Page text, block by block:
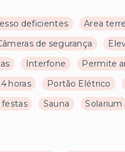
deficientes Area
de segurança
Interfone Permite
horas Portão Elétrico
festas Sauna Solarium